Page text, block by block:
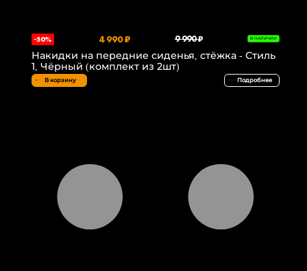
-50% 4 990 ₽ 9 990 ₽ В НАЛИЧИИ
Накидки на передние сиденья, стёжка - Стиль
1, Чёрный (комплект из 2шт)
В корзину Подробнее